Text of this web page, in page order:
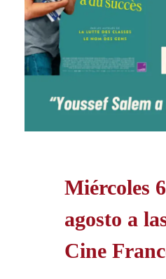
Miércoles
agosto a
Cine